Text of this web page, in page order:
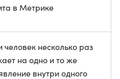
в Метрике
человек несколько раз
на одно и то же
внутри одного